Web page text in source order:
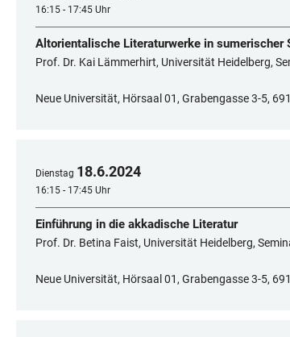
16:15 - 17:45 Uhr
Altorientalische Literaturwerke in sumerischer
Prof. Dr. Kai Lämmerhirt, Universität Heidelberg,
Neue Universität, Hörsaal 01, Grabengasse 3-5,
Dienstag 18.6.2024
16:15 - 17:45 Uhr
Einführung in die akkadische Literatur
Prof. Dr. Betina Faist, Universität Heidelberg,
Neue Universität, Hörsaal 01, Grabengasse 3-5,